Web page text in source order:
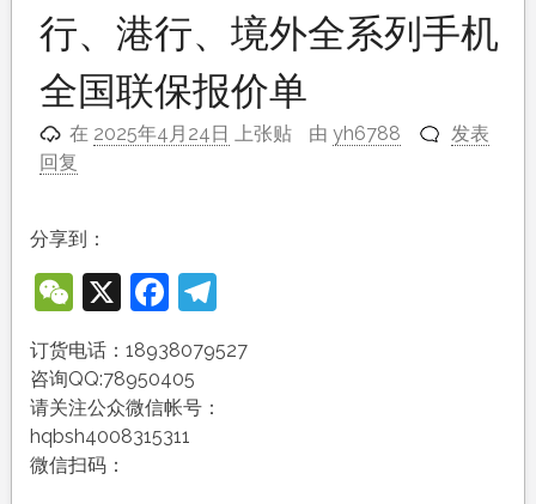
行、港行、境外全系列手机
全国联保报价单
在 2025年4月24日 上张贴 由yh6788
发表
回复
分享到：
WeChat
X Facebook
Telegram
订货电话：18938079527
咨询QQ:78950405
请关注公众微信帐号：
hqbsh4008315311
微信扫码：